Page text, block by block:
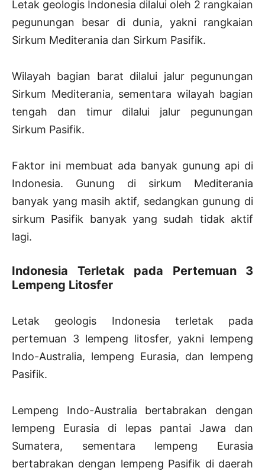
Letak geologis Indonesia dilalui oleh 2 rangkaian
pegunungan besar di dunia, yakni rangkaian
Sirkum Mediterania dan Sirkum Pasifik.
Wilayah bagian barat dilalui jalur pegunungan
Sirkum Mediterania, sementara wilayah bagian
tengah dan timur dilalui jalur pegunungan
Sirkum Pasifik.
Faktor ini membuat ada banyak gunung api di
Indonesia. Gunung di sirkum Mediterania
banyak yang masih aktif, sedangkan gunung di
sirkum Pasifik banyak yang sudah tidak aktif
lagi.
Indonesia Terletak pada Pertemuan 3
Lempeng Litosfer
Letak geologis Indonesia terletak pada
pertemuan 3 lempeng litosfer, yakni lempeng
Indo-Australia, lempeng Eurasia, dan lempeng
Pasifik.
Lempeng Indo-Australia bertabrakan dengan
lempeng Eurasia di lepas pantai Jawa dan
Sumatera, sementara lempeng Eurasia
bertabrakan dengan lempeng Pasifik di daerah